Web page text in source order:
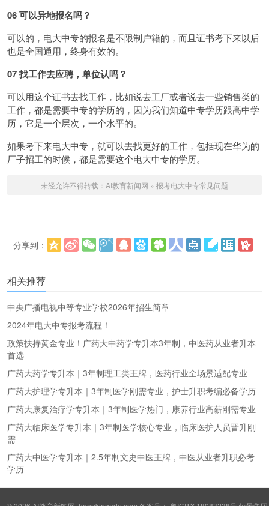
06可以异地报名吗？
可以的，电大中专的报名是不限制户籍的，而且证书考下来以后
也是全国通用，终身有效的。
07 找工作去应聘，单位认吗？
可以用这个证书去找工作，比如说去工厂或者说去一些销售类的
工作，都是需要中专的学历的，因为我们知道中专学历跟高中学
历，它是一个层次，一个水平的。
如果考下来电大中专，就可以去找更好的工作，包括现在华为的
厂子招工的时候，都是需要这个电大中专的学历。
未经允许不得转载： AI教育新闻网 » 报考电大中专常见问题
分享到：
相关推荐
中央广播电视中等专业学校2026年招生简章
2024年电大中专报考流程！
政策扶持黄金专业！广药大中药学专升本3年制，中医药从业者升本
首选
广药大药学专升本｜3年制理工类王牌，医药行业全场景适配专业
广药大护理学专升本｜3年制医学刚需专业，护士升职考编必备学历
广药大康复治疗学专升本｜3年制医学热门，康养行业高薪刚需专业
广药大临床医学专升本｜3年制医学核心专业，临床医护人员晋升刚
需
广药大中医学专升本｜2.5年制文史中医王牌，中医从业者升职必考
学历